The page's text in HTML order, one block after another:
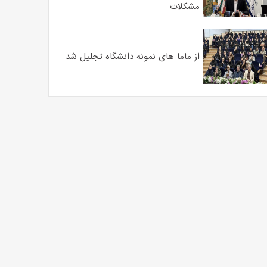
مشکلات
از ماما های نمونه دانشگاه تجلیل شد